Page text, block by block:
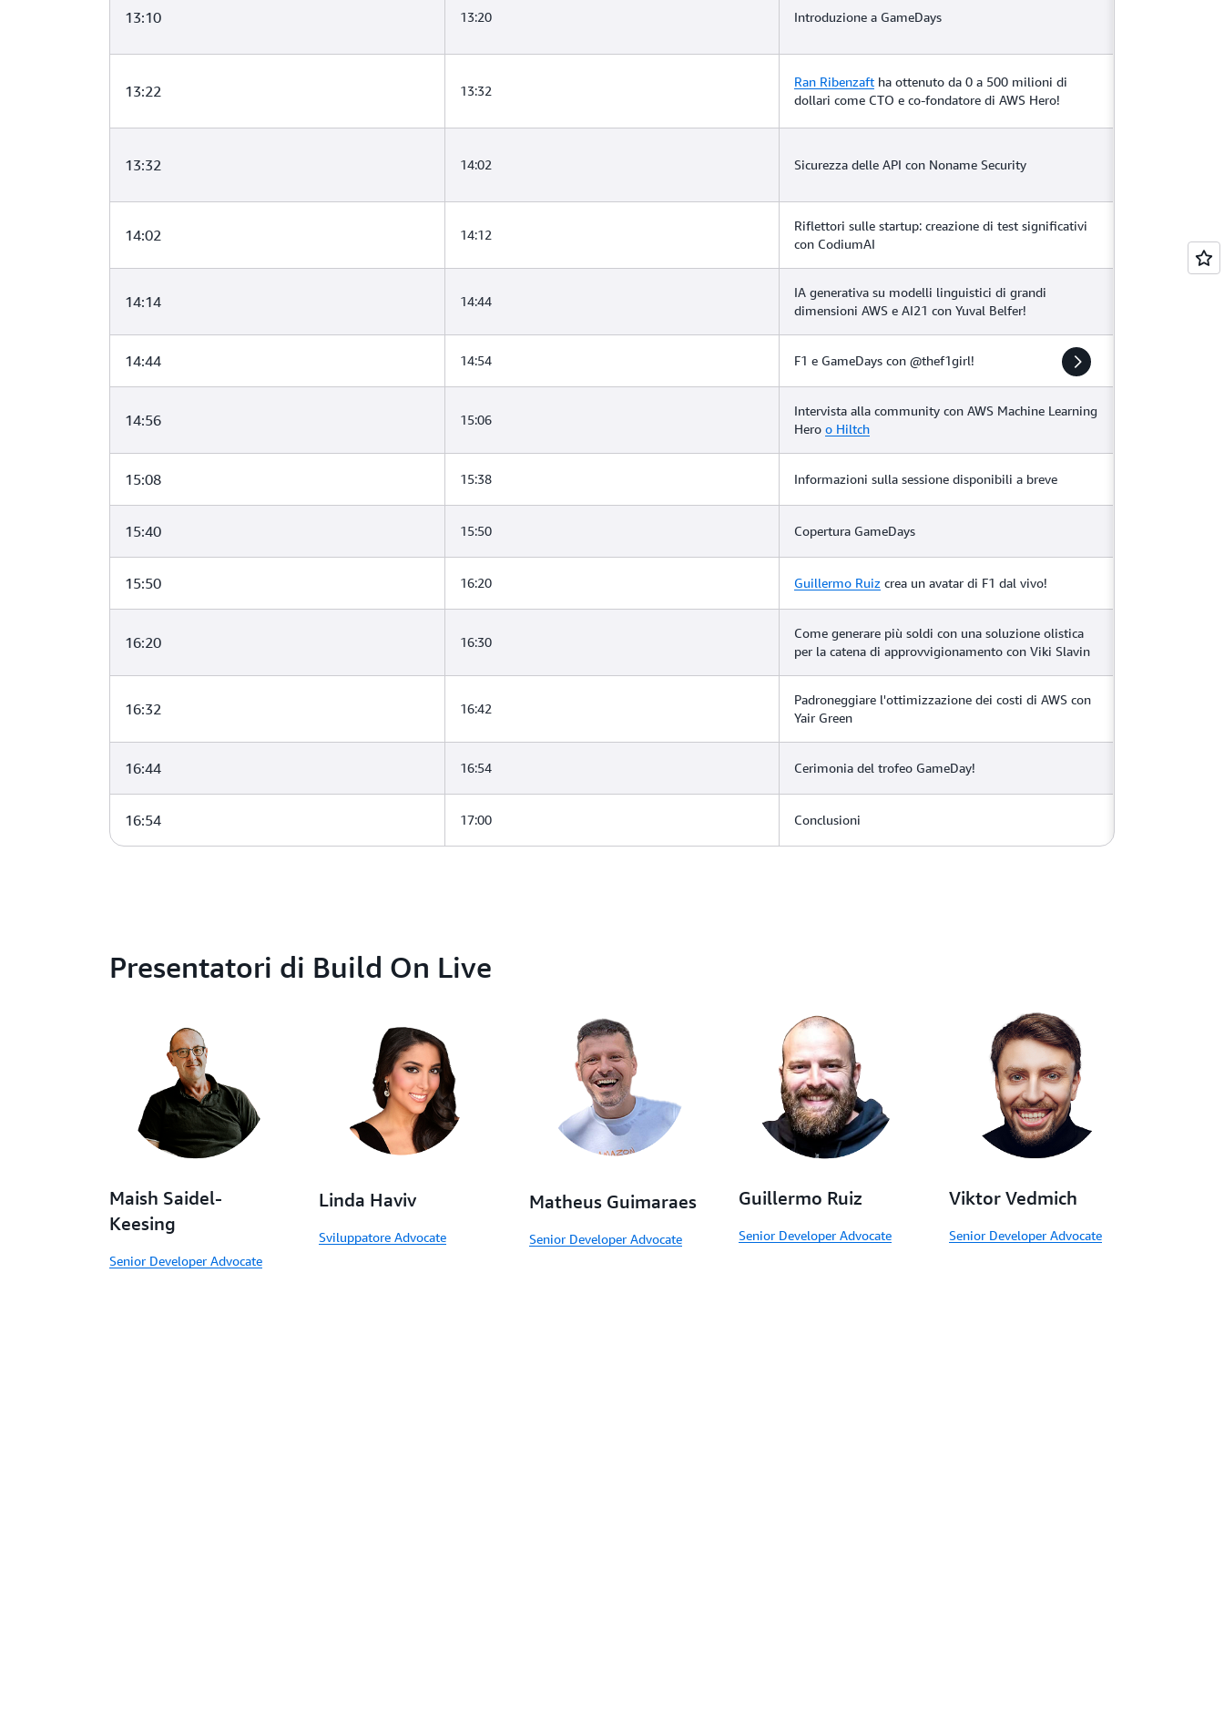
13:10 13:20 Introduzione a GameDays
13:22 13:32
Ran Ribenzaft ha ottenuto da 0 a 500 milioni di
dollari come CTO e co-fondatore di AWS Hero!
13:32 14:02 Sicurezza delle API con Noname Security
14:02 14:12
Riflettori sulle startup: creazione di test significativi
con CodiumAI
14:14 14:44
IA generativa su modelli linguistici di grandi
dimensioni AWS e AI21 con Yuval Belfer!
14:44 14:54 F1 e GameDays con @thef1girl!
14:56 15:06
Intervista alla community con AWS Machine Learning
Hero o Hiltch
15:08 15:38 Informazioni sulla sessione disponibili a breve
15:40 15:50 Copertura GameDays
15:50 16:20 Guillermo Ruiz crea un avatar di F1 dal vivo!
16:20 16:30
Come generare più soldi con una soluzione olistica
per la catena di approvvigionamento con Viki Slavin
16:32 16:42
Padroneggiare l'ottimizzazione dei costi di AWS con
Yair Green
16:44 16:54 Cerimonia del trofeo GameDay!
16:54 17:00 Conclusioni
Presentatori di Build On Live
Maish Saidel-
Keesing
Senior Developer Advocate
Linda Haviv
Sviluppatore Advocate
Matheus Guimaraes
Senior Developer Advocate
Guillermo Ruiz
Senior Developer Advocate
Viktor Vedmich
Senior Developer Advocate